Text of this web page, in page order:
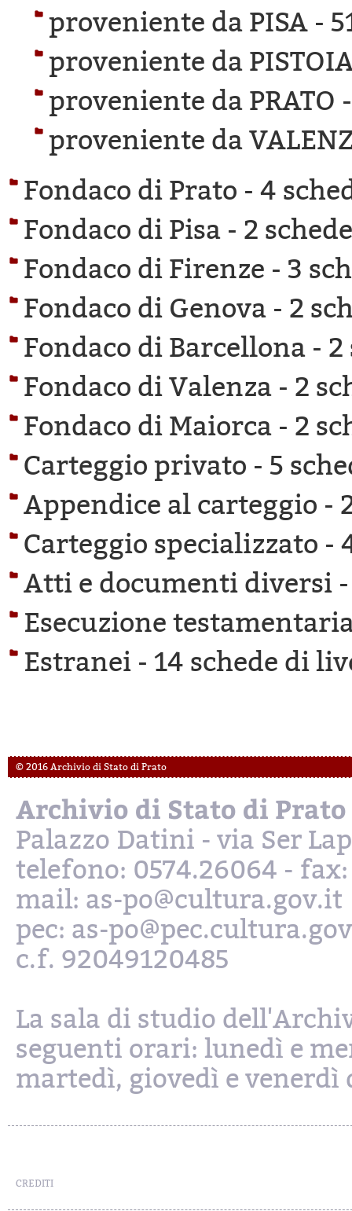
proveniente da PISA -
proveniente da
proveniente da PRATO
proveniente da
Fondaco di Prato - 4
Fondaco di Pisa - 2
Fondaco di Firenze - 3
Fondaco di Genova - 2
Fondaco di Barcellona - 2
Fondaco di Valenza - 2
Fondaco di Maiorca - 2
Carteggio privato - 5
Appendice al carteggio -
Carteggio specializzato -
Atti e documenti diversi
Esecuzione
Estranei - 14 schede di
© 2016 Archivio di Stato di Prato
Archivio di Stato di Prato
Palazzo Datini - via Ser
telefono: 0574.26064 - fax:
mail: as-po@cultura.gov.it
pec: as-
c.f. 92049120485
La sala di studio
seguenti orari: lunedì e
martedì, giovedì e venerdì
CREDITI